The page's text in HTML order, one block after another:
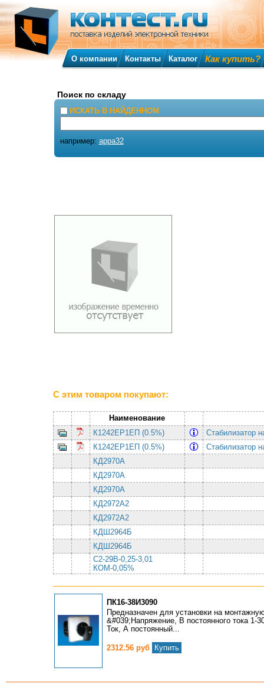
С этим товаром покупают:
Наименование
К1242ЕР1ЕП (0.5%)
Стабилизатор
К1242ЕР1ЕП (0.5%)
Стабилизатор
КД2970А
КД2970А
КД2970А
КД2972А2
КД2972А2
КДШ2964Б
КДШ2964Б
С2-29В-0,25-3,01
КОМ-0,05%
ПК16-38И3090
Предназначен для установки на
&#039;Напряжение, В постоянного тока 1-
Ток, А постоянный...
2312.56 руб Купить
О компании Контакты Каталог Как купить?
Поиск по складу
ИСКАТЬ В НАЙДЕННОМ
например: appa32